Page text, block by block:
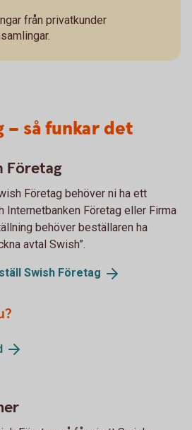
från privatkunder
– så funkar det
Företag
Företag behöver ni ha ett
Internetbanken Företag eller Firma
behöver beställaren ha
avtal Swish”.
Swish Företag